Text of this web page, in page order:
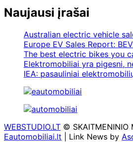
Naujausi įrašai
Australian electric vehicle
Europe EV Sales Report:
The best electric bikes you
Elektromobiliai yra pigesni,
IEA: pasauliniai
WEBSTUDIO.LT © SKAITMENINIO
Eautomobiliai.lt | Link News by